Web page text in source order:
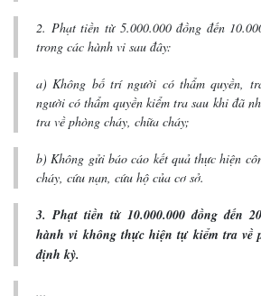
2. Phạt tiền từ 5.000.000 đồng đến
trong các hành vi sau đây:
a) Không bố trí người có thẩm quyền,
người có thẩm quyền kiểm tra sau khi đã
tra về phòng cháy, chữa cháy;
b) Không gửi báo cáo kết quả thực hiện
cháy, cứu nạn, cứu hộ của cơ sở.
3. Phạt tiền từ 10.000.000 đồng đến
hành vi không thực hiện tự kiểm tra về
định kỳ.
...